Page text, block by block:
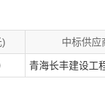
) 中标供应
青海长丰建设工